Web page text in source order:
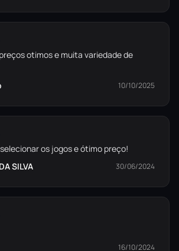
otimos e muita variedade de
10/10/2025
os jogos e ótimo preço!
SILVA
30/06/2024
16/10/2024